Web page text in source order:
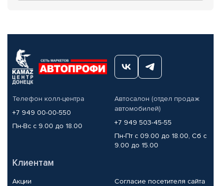
Телефон колл-центра
+7 949 00-00-550
Пн-Вс с 9.00 до 18.00
Автосалон (отдел продаж
автомобилей)
+7 949 503-45-55
Пн-Пт с 09.00 до 18.00, Сб с
9.00 до 15.00
Клиентам
Акции
Согласие посетителя сайта